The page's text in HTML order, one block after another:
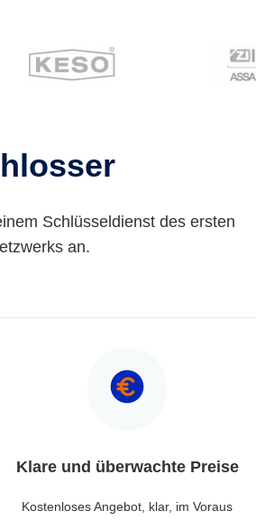
Schlüsseldienst des ersten
an.
Klare und überwachte Preise
Kostenloses Angebot, klar, im Voraus